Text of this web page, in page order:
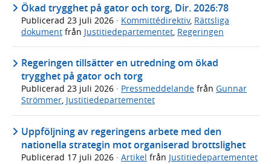
Ökad trygghet på gator och torg, Dir. 2026:78
Publicerad 23 juli 2026 · Kommittédirektiv, Rättsliga
dokument från Justitiedepartementet Regeringen
Regeringen tillsätter en utredning om ökad
trygghet på gator och torg
Publicerad 23 juli 2026 · Pressmeddelande från Gunnar
Strömmer, Justitiedepartementet
Uppföljning av regeringens arbete med den
nationella strategin mot organiserad brottslighet
Publicerad 17 juli 2026 · Artikel från Justitiedepartementet